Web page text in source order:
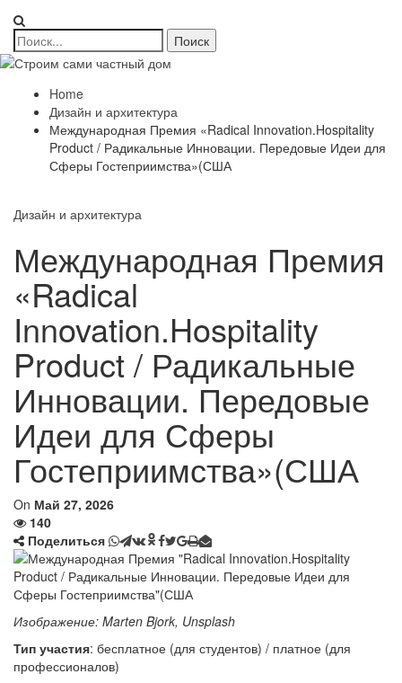
Home
Дизайн и архитектура
Международная Премия «Radical Innovation.Hospitality
Product / Радикальные Инновации. Передовые Идеи для
Сферы Гостеприимства»(США
Дизайн и архитектура
Международная Премия
«Radical
Innovation.Hospitality
Product / Радикальные
Инновации. Передовые
Идеи для Сферы
Гостеприимства»(США
On Май 27, 2026
140
Поделиться
Изображение: Marten Bjork, Unsplash
Тип участия: бесплатное (для студентов) / платное (для
профессионалов)